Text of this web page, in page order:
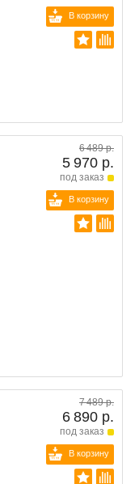
В корзину
6 489 р.
5 970 р.
под заказ
В корзину
7 489 р.
6 890 р.
под заказ
В корзину